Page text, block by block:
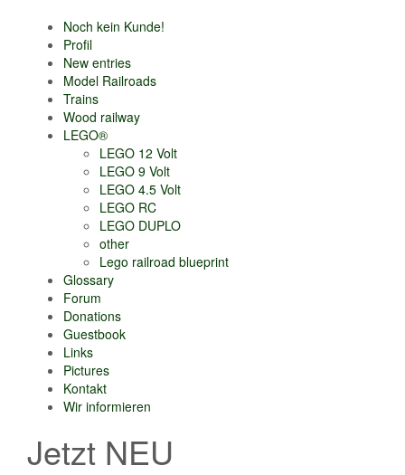
Noch kein Kunde!
Profil
New entries
Model Railroads
Trains
Wood railway
LEGO®
LEGO 12 Volt
LEGO 9 Volt
LEGO 4.5 Volt
LEGO RC
LEGO DUPLO
other
Lego railroad blueprint
Glossary
Forum
Donations
Guestbook
Links
Pictures
Kontakt
Wir informieren
Jetzt NEU